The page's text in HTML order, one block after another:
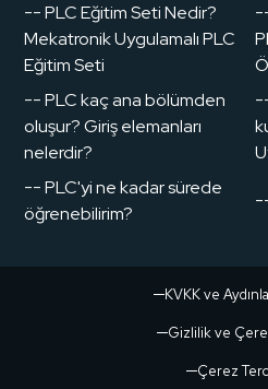
-- PLC Eğitim Seti Nedir?
Mekatronik Uygulamalı PLC
Eğitim Seti
-- PLC kaç ana bölümden
oluşur? Giriş elemanları
nelerdir?
-- PLC'yi ne kadar sürede
öğrenebilirim?
KVKK ve
Gizlilik ve
Çerez